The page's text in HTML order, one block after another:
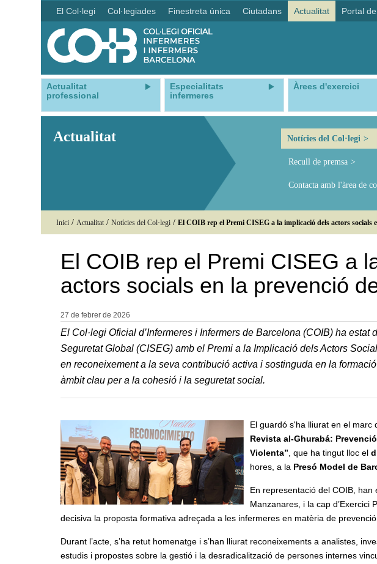
El Col·legi Col·legiades Finestreta única Ciutadans Actualitat Portal
Actualitat
professional
Especialitats
infermeres
Àrees d'exercici
Actualitat Notícies del Col·legi
Recull de premsa
Contacta amb l'àrea de
Inici / Actualitat / Notícies del Col·legi / El COIB rep el Premi CISEG a la implicació dels actors socials
El COIB rep el Premi CISEG a
actors socials en la prevenció
27 de febrer de 2026
El Col·legi Oficial d’Infermeres i Infermers de Barcelona (COIB) ha estat
Seguretat Global (CISEG) amb el Premi a la Implicació dels Actors
en reconeixement a la seva contribució activa i sostinguda en la
àmbit clau per a la cohesió i la seguretat social.
El guardó s'ha lliurat en el marc
Revista al-Ghurabá:
Violenta” , que ha tingut lloc el
hores, a la Presó Model de
En representació del COIB, han
Manzanares, i la cap d’Exercici
decisiva la proposta formativa adreçada a les infermeres en matèria de prevenció.
Durant l’acte, s’ha retut homenatge i s’han lliurat reconeixements a analistes,
estudis i propostes sobre la gestió i la desradicalització de persones internes